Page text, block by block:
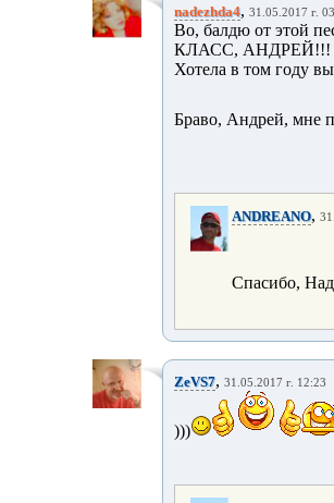
nadezhda4, 31.05.2017 г.
Во, балдю от этой
КЛАСС, АНДРЕЙ!!!
Хотела в том году
Браво, Андрей, мне
ANDREANO,
Спасибо,
ZeVS7, 31.05.2017 г. 12:23
)))